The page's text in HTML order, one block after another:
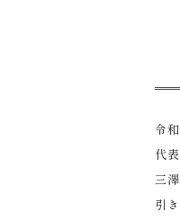
令
代
三
引